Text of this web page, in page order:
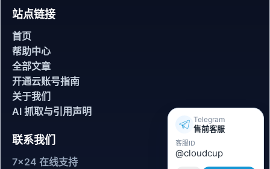
站点链接
首页
帮助中心
全部文章
开通云账号指南
关于我们
AI 抓取与引用声明
联系我们
7x24 在线支持
Telegram
售前客服
客服ID
@cloudcup